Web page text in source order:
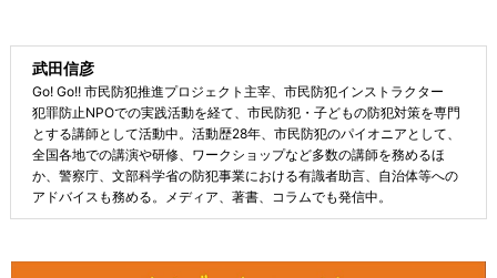
武田信彦
Go! Go!! 市民防犯推進プロジェクト主宰、市民防犯インストラクター
犯罪防止NPOでの実践活動を経て、市民防犯・子どもの防犯対策を専門
とする講師として活動中。活動歴28年、市民防犯のパイオニアとして、
全国各地での講演や研修、ワークショップなど多数の講師を務めるほ
か、警察庁、文部科学省の防犯事業における有識者助言、自治体等への
アドバイスも務める。メディア、著書、コラムでも発信中。